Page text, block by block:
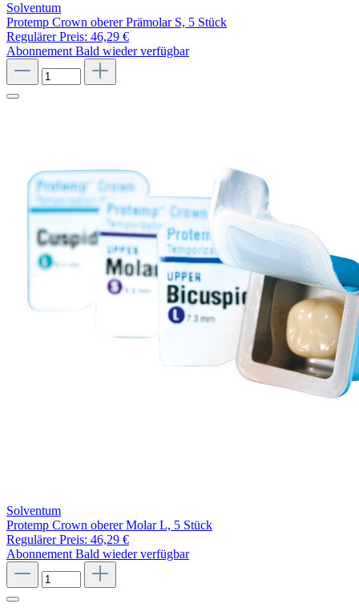
Solventum
Protemp Crown oberer Prämolar S, 5 Stück
Regulärer Preis: 46,29 €
Abonnement Bald wieder verfügbar
Solventum
Protemp Crown oberer Molar L, 5 Stück
Regulärer Preis: 46,29 €
Abonnement Bald wieder verfügbar